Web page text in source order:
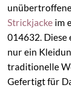
Strickjacke im
014632. Diese
nur ein
traditionelle
Gefertigt für